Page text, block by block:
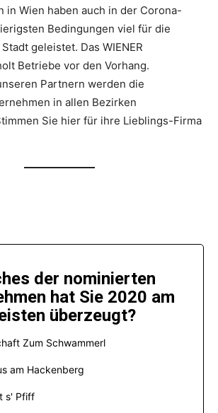
in Wien haben auch in der Corona-
Bedingungen viel für die
geleistet. Das WIENER
Betriebe vor den Vorhang.
Partnern werden die
in allen Bezirken
Sie hier für ihre Lieblings-Firma
der nominierten
hat Sie 2020 am
überzeugt?
Zum Schwammerl
am Hackenberg
s' Pfiff